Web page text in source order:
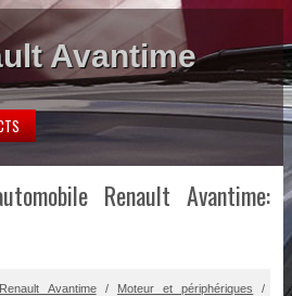
Avantime
Renault Avantime:
Avantime/ Moteur et périphériques
/